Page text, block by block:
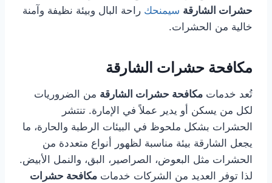
حشرات الشارقة سيمنحك راحة البال وبيئة نظيفة وآمنة
خالية من الحشرات.
مكافحة حشرات الشارقة
تُعد خدمات مكافحة حشرات الشارقة من الضروريات
لكل من يسكن أو يدير عملاً في الإمارة. تنتشر
الحشرات بشكل ملحوظ في البيئات الرطبة والحارة، ما
يجعل الشارقة بيئة مناسبة لظهور أنواع متعددة من
الحشرات مثل البعوض، الصراصير، البق، والنمل الأبيض.
لذا توفر العديد من الشركات خدمات مكافحة حشرات